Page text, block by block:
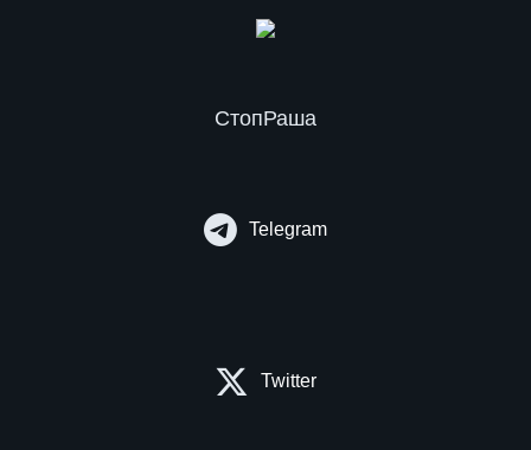
СтопРаша
Telegram
Twitter